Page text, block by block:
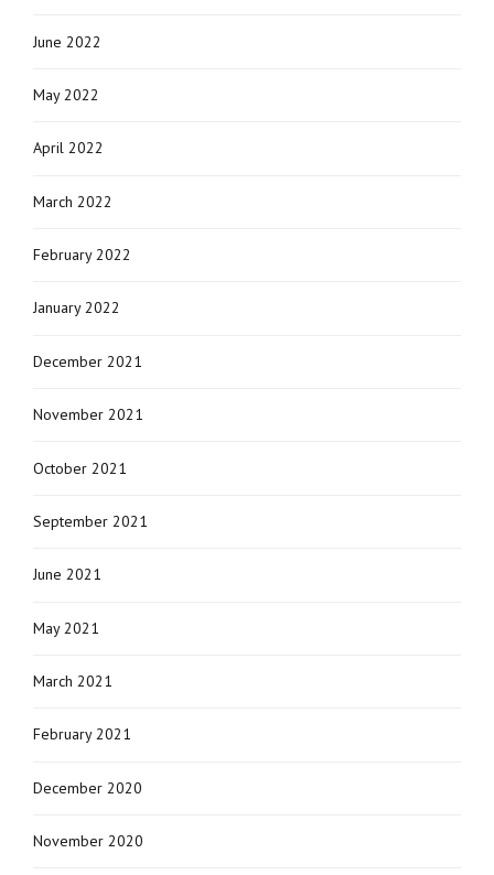
June 2022
May 2022
April 2022
March 2022
February 2022
January 2022
December 2021
November 2021
October 2021
September 2021
June 2021
May 2021
March 2021
February 2021
December 2020
November 2020